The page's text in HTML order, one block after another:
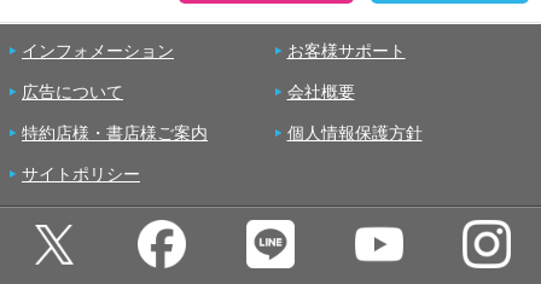
インフォメーション お客様サポート
広告について 会社概要
特約店様・書店様ご案内 個人情報保護方針
サイトポリシー